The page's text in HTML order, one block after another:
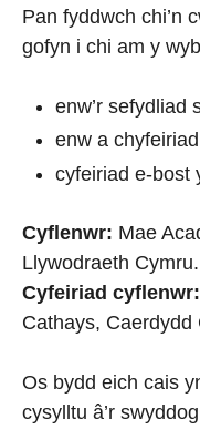
Pan fyddwch chi’n
gofyn i chi am y
enw’r sefydliad
enw a
cyfeiriad e-bost
Cyflenwr: Mae
Llywodraeth Cymru.
Cyfeiriad cyflenwr:
Cathays, Caerdydd
Os bydd eich cais
cysylltu â’r